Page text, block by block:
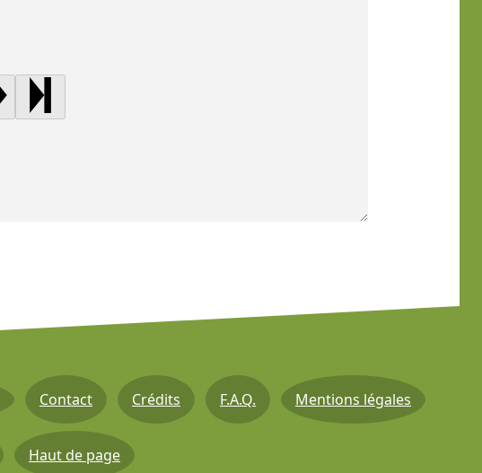
Contact Crédits F.A.Q. Mentions légales
Haut de page